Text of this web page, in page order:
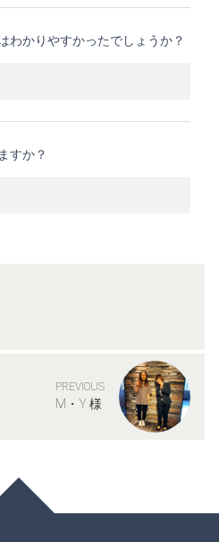
わかりやすかったでしょうか？
すか？
PREVIOUS
M・Y 様